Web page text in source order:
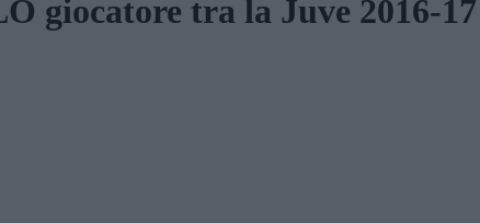
tra la Juve 2016-17